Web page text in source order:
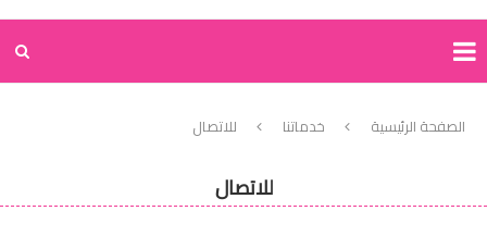
الصفحة الرئيسية خدماتنا للاتصال
للاتصال